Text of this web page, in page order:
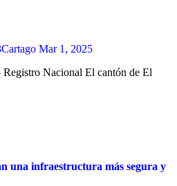
Mar 1, 2025
una infraestructura más segura y